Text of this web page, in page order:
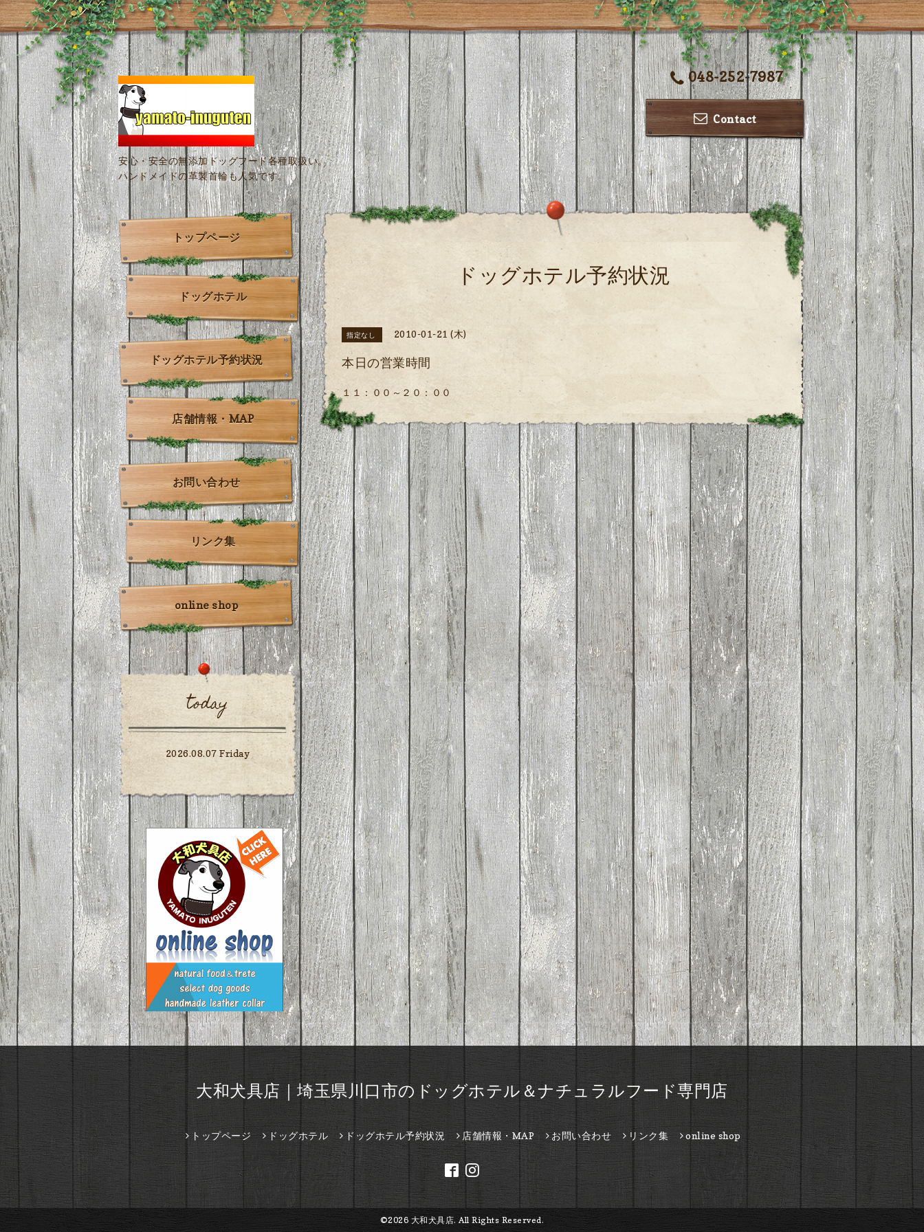
048-252-7987
Contact
安心・安全の無添加ドッグフード各種取扱い。
ハンドメイドの革製首輪も人気です。
ドッグホテル予約状況
指定なし 2010-01-21 (木)
本日の営業時間
１１：００～２０：００
トップページ
ドッグホテル
ドッグホテル予約状況
店舗情報・MAP
お問い合わせ
リンク集
online shop
today
2026.08.07 Friday
大和犬具店｜埼玉県川口市のドッグホテル＆ナチュラルフード専門店
トップページ ドッグホテル ドッグホテル予約状況 店舗情報・MAP お問い合わせ リンク集 online shop
©2026 大和犬具店. All Rights Reserved.